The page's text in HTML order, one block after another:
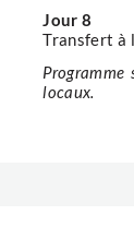
Jour 8
Transfert à
Programme
locaux.